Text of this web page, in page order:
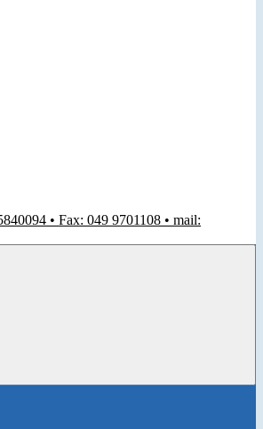
• Fax: 049 9701108 • mail: